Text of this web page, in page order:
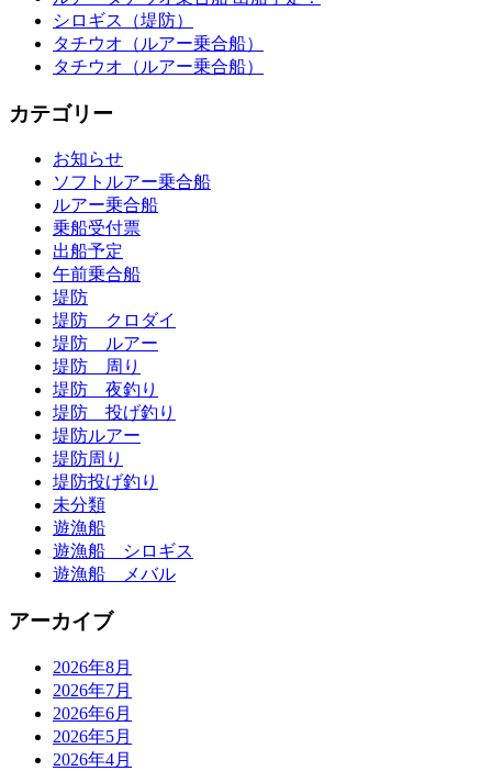
シロギス（堤防）
タチウオ（ルアー乗合船）
タチウオ（ルアー乗合船）
カテゴリー
お知らせ
ソフトルアー乗合船
ルアー乗合船
乗船受付票
出船予定
午前乗合船
堤防
堤防 クロダイ
堤防 ルアー
堤防 周り
堤防 夜釣り
堤防 投げ釣り
堤防ルアー
堤防周り
堤防投げ釣り
未分類
遊漁船
遊漁船 シロギス
遊漁船 メバル
アーカイブ
2026年8月
2026年7月
2026年6月
2026年5月
2026年4月